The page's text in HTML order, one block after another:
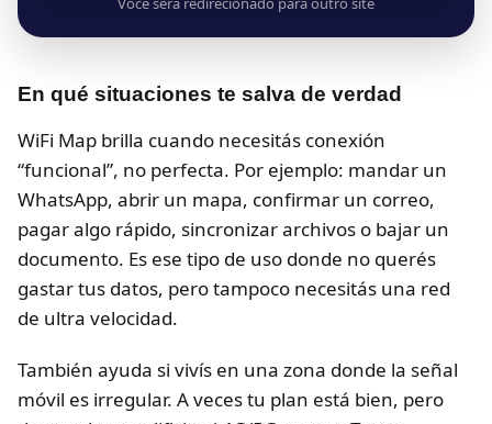
En qué situaciones te salva de verdad
WiFi Map brilla cuando necesitás conexión
“funcional”, no perfecta. Por ejemplo: mandar un
WhatsApp, abrir un mapa, confirmar un correo,
pagar algo rápido, sincronizar archivos o bajar un
documento. Es ese tipo de uso donde no querés
gastar tus datos, pero tampoco necesitás una red
de ultra velocidad.
También ayuda si vivís en una zona donde la señal
móvil es irregular. A veces tu plan está bien, pero